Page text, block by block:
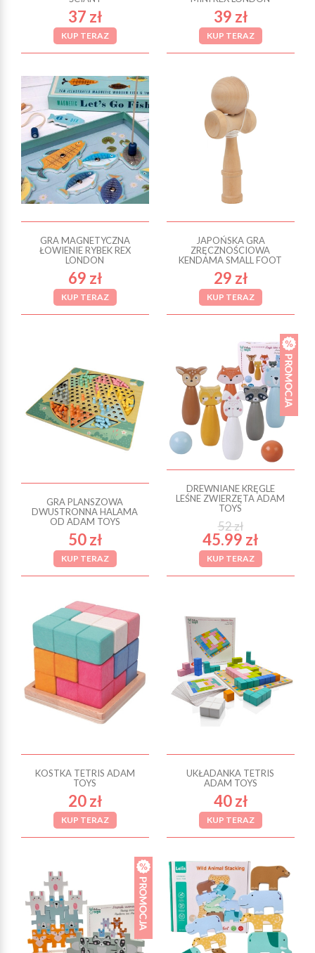
37 zł
KUP TERAZ
39 zł
KUP TERAZ
GRA MAGNETYCZNA
ŁOWIENIE RYBEK REX
LONDON
69 zł
KUP TERAZ
JAPOŃSKA GRA
ZRĘCZNOŚCIOWA
KENDAMA SMALL FOOT
29 zł
KUP TERAZ
GRA PLANSZOWA
DWUSTRONNA HALAMA
OD ADAM TOYS
50 zł
KUP TERAZ
DREWNIANE KRĘGLE
LEŚNE ZWIERZĘTA ADAM
TOYS
52 zł
45.99 zł
KUP TERAZ
KOSTKA TETRIS ADAM
TOYS
20 zł
KUP TERAZ
UKŁADANKA TETRIS
ADAM TOYS
40 zł
KUP TERAZ